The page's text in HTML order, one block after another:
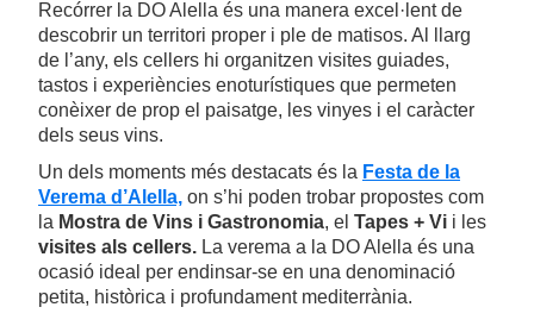
Recórrer la DO Alella és una manera excel·lent de
descobrir un territori proper i ple de matisos. Al llarg
de l’any, els cellers hi organitzen visites guiades,
tastos i experiències enoturístiques que permeten
conèixer de prop el paisatge, les vinyes i el caràcter
dels seus vins.
Un dels moments més destacats és la Festa de la
Verema d’Alella, on s’hi poden trobar propostes com
la Mostra de Vins i Gastronomia, el Tapes + Vi i les
visites als cellers. La verema a la DO Alella és una
ocasió ideal per endinsar-se en una denominació
petita, històrica i profundament mediterrània.